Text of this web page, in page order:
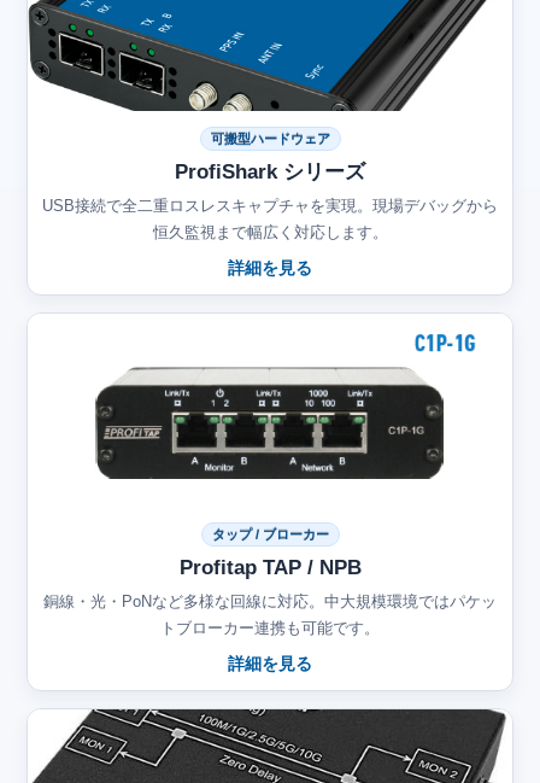
可搬型ハードウェア
ProfiShark シリーズ
USB接続で全二重ロスレスキャプチャを実現。現場デバッグから
恒久監視まで幅広く対応します。
詳細を見る
タップ / ブローカー
Profitap TAP / NPB
銅線・光・PoNなど多様な回線に対応。中大規模環境ではパケッ
トブローカー連携も可能です。
詳細を見る